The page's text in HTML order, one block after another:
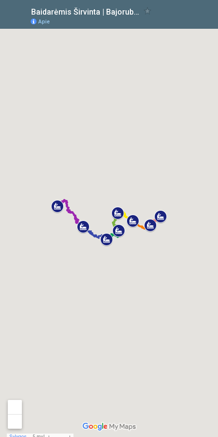
Baidarėmis Širvinta | Bajorubaidares.lt
Apie